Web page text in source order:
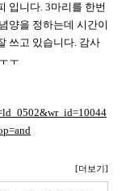
입니다. 3마리를 한번
양을 정하는데 시간이
쓰고 있습니다. 감사
ㅜ
[더보기]